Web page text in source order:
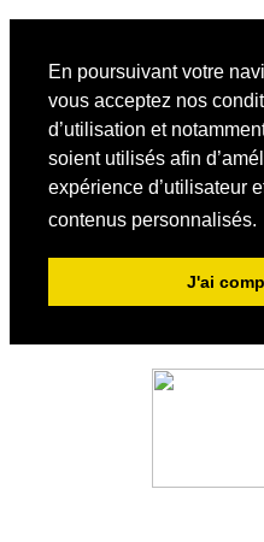
En poursuivant votre
vous acceptez nos
d’utilisation et
soient utilisés afin
expérience d’utilisateur
contenus personnalisés.
J'ai